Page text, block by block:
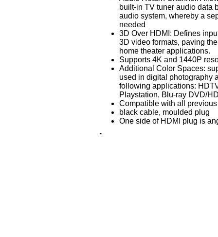
built-in TV tuner audio data
audio system, whereby a
needed
3D Over HDMI: Defines
3D video formats, paving
home theater applications.
Supports 4K and 1440P
Additional Color Spaces:
used in digital photography
following applications:
Playstation, Blu-ray DVD/
Compatible with all
black cable, moulded plug
One side of HDMI plug is
"